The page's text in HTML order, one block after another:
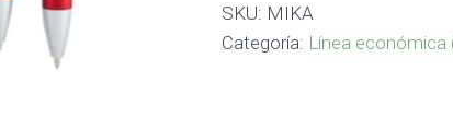
SKU: MIKA
Categoría: Línea económica